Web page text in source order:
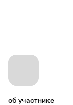
об участнике